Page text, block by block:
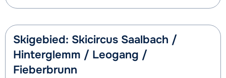
Skigebied: Skicircus Saalbach /
Hinterglemm / Leogang /
Fieberbrunn